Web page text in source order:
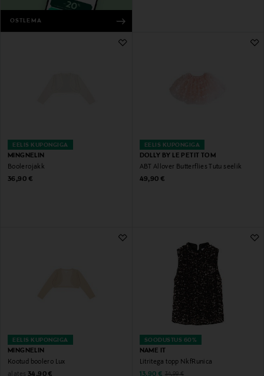
OSTLEMA
EELIS KUPONGIGA
MINGNELIN
Boolerojakk
Original Price
36,90 €
EELIS KUPONGIGA
DOLLY BY LE PETIT TOM
ABT Allover Butterflies Tutu seelik
Original Price
49,90 €
EELIS KUPONGIGA
MINGNELIN
Kootud boolero Lux
alates Original Price
34,90 €
SOODUSTUS 60%
NAME IT
Litritega topp NkfRunica
Discounted Price
13,90 € Original Price
34,99 €